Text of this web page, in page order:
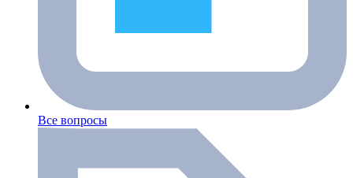
Все вопросы